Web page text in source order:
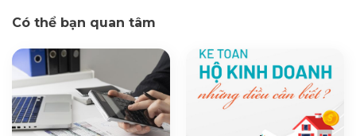
Có thể bạn quan tâm